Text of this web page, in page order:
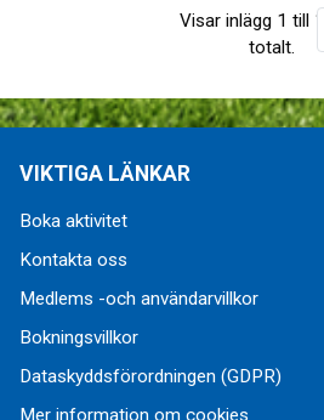
Visar inlägg 1 till
totalt.
VIKTIGA LÄNKAR
Boka aktivitet
Kontakta oss
Medlems -och användarvillkor
Bokningsvillkor
Dataskyddsförordningen (GDPR)
Mer information om cookies